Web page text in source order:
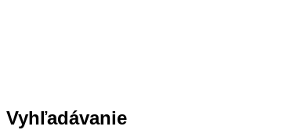
Vyhľadávanie